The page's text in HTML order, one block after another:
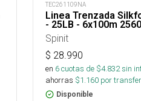
TEC261109NA
Linea Trenzada
- 25LB - 6x100m
Spinit
$ 28.990
en 6cuotas de $4.832sin
ahorras $1.160 por
Disponible